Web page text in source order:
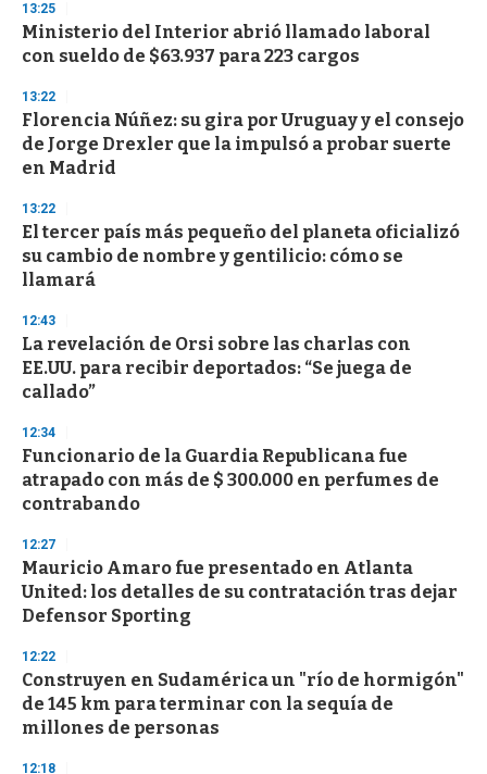
d
s
o
f
3
s
e
c
o
d
s
13:25
Ministerio del Interior abrió llamado laboral
con sueldo de $63.937 para 223 cargos
13:22
Florencia Núñez: su gira por Uruguay y el consejo
de Jorge Drexler que la impulsó a probar suerte
en Madrid
13:22
El tercer país más pequeño del planeta oficializó
su cambio de nombre y gentilicio: cómo se
llamará
12:43
La revelación de Orsi sobre las charlas con
EE.UU. para recibir deportados: “Se juega de
callado”
12:34
Funcionario de la Guardia Republicana fue
atrapado con más de $ 300.000 en perfumes de
contrabando
12:27
Mauricio Amaro fue presentado en Atlanta
United: los detalles de su contratación tras dejar
Defensor Sporting
12:22
Construyen en Sudamérica un "río de hormigón"
de 145 km para terminar con la sequía de
millones de personas
12:18